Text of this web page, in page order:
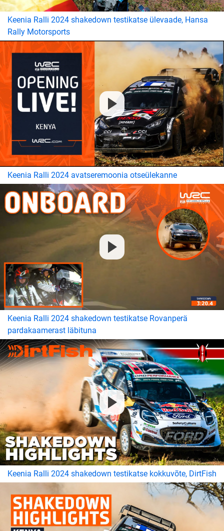
Keenia Ralli 2024 shakedown testikatse ülevaade, Hansa
Rally Motorsports
Keenia Ralli 2024 avatseremoonia otseülekanne
Keenia Ralli 2024 shakedown testikatse Rovanperä
pardakaamerast läbituna
Keenia Ralli 2024 shakedown testikatse kokkuvõte, DirtFish